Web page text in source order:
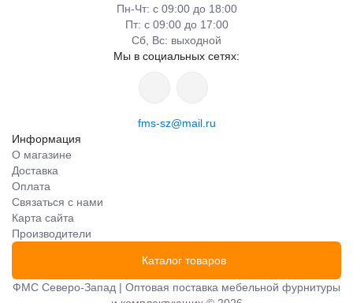
Пн-Чт: с 09:00 до 18:00
Пт: с 09:00 до 17:00
Сб, Вс: выходной
Мы в социальных сетях:
fms-sz@mail.ru
Информация
О магазине
Доставка
Оплата
Связаться с нами
Карта сайта
Производители
Каталог товаров
ФМС Северо-Запад | Оптовая поставка мебельной фурнитуры